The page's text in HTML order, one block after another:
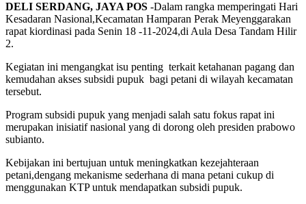
DELI SERDANG, JAYA POS -Dalam rangka memperingati Hari
Kesadaran Nasional,Kecamatan Hamparan Perak Meyenggarakan
rapat kiordinasi pada Senin 18 -11-2024,di Aula Desa Tandam Hilir
2.
Kegiatan ini mengangkat isu penting terkait ketahanan pagang dan
kemudahan akses subsidi pupuk bagi petani di wilayah kecamatan
tersebut.
Program subsidi pupuk yang menjadi salah satu fokus rapat ini
merupakan inisiatif nasional yang di dorong oleh presiden prabowo
subianto.
Kebijakan ini bertujuan untuk meningkatkan kezejahteraan
petani,dengang mekanisme sederhana di mana petani cukup di
menggunakan KTP untuk mendapatkan subsidi pupuk.